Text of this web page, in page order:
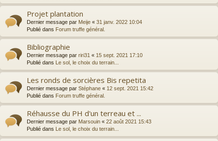
Projet plantation
Dernier message par Meije « 31 janv. 2022 10:04
Publié dans Forum truffe général.
Bibliographie
Dernier message par riri31 « 15 sept. 2021 17:10
Publié dans
Le sol, le choix du terrain...
Les ronds de sorcières Bis repetita
Dernier message par Stéphane « 12 sept. 2021 15:42
Publié dans Forum truffe général.
Réhausse du PH d'un terreau et ...
Dernier message par Marsouin « 22 août 2021 15:43
Publié dans
Le sol, le choix du terrain...